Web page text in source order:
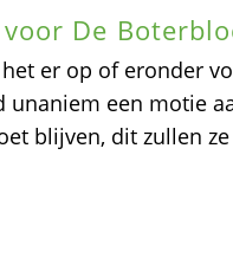
De
er op of eronder
unaniem een motie
blijven, dit zullen